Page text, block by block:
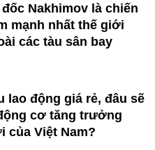
Nakhimov là chiến
mạnh nhất thế giới
các tàu sân bay
lao động giá rẻ, đâu sẽ
cơ tăng trưởng
của Việt Nam?